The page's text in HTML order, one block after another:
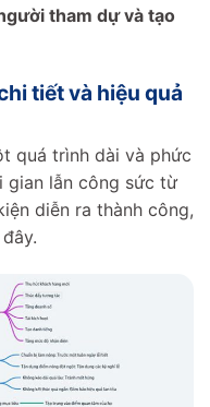
tham dự và tạo
tiết và hiệu quả
quá trình dài và phức
gian lẫn công sức từ
diễn ra thành công,